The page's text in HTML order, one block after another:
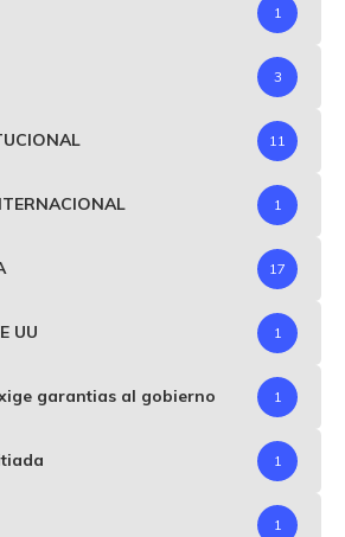
1
3
11
1
17
UU 1
garantias al gobierno 1
1
1